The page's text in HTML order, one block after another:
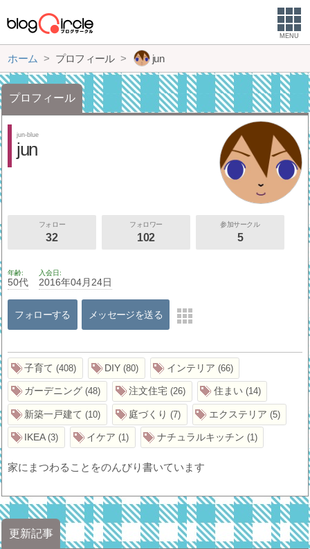
MENU
ホーム プロフィール jun
プロフィール
jun-blue
jun
フォロー
32
フォロワー
102
参加サークル
5
年齢
50代
入会日
2016年04月24日
フォローする メッセージを送る
子育て 408 DIY 80 インテリア 66
ガーデニング 48 注文住宅 26 住まい 14
新築一戸建て 10 庭づくり 7 エクステリア 5
IKEA 3 イケア 1 ナチュラルキッチン 1
家にまつわることをのんびり書いています
更新記事